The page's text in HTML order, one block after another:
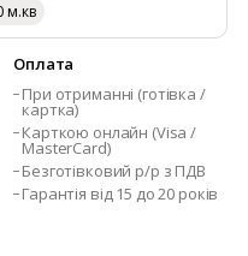
м.кв
Оплата
При отриманні (готівка /
картка)
Карткою онлайн (Visa /
MasterCard)
Безготівковий р/р з ПДВ
Гарантія від 15 до 20 років